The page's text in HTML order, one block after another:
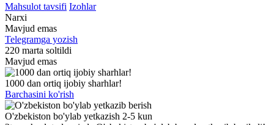
Mahsulot tavsifi Izohlar
Narxi
Mavjud emas
Telegramga yozish
220 marta soltildi
Mavjud emas
1000 dan ortiq ijobiy sharhlar!
Barchasini ko'rish
O'zbekiston bo'ylab yetkazish 2-5 kun